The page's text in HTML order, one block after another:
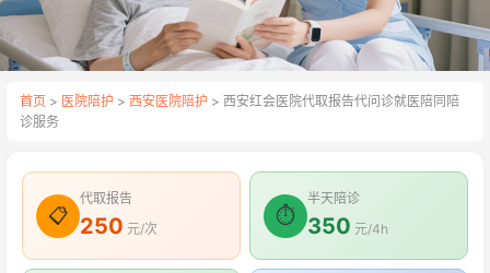
首页 > 医院陪护 > 西安医院陪护 > 西安红会医院代取报告代问诊就医陪同陪
诊服务
📋
代取报告
250 元/次
⏱
半天陪诊
350 元/4h